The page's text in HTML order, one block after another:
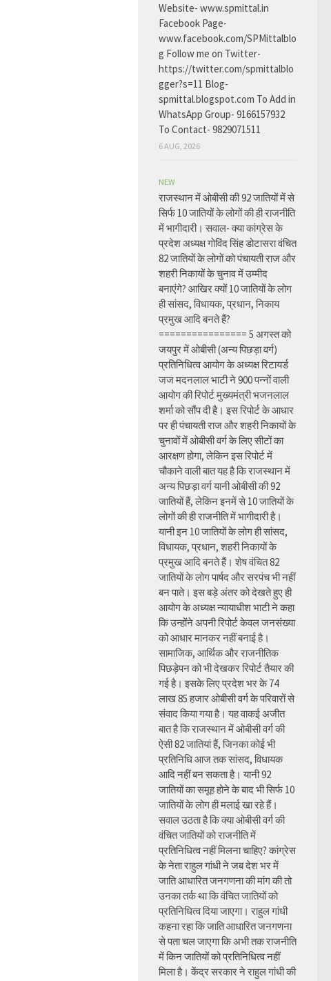
Website- www.spmittal.in
Facebook Page-
www.facebook.com/SPMittalblo
g Follow me on Twitter-
https://twitter.com/spmittalblo
gger?s=11 Blog-
spmittal.blogspot.com To Add in
WhatsApp Group- 9166157932
To Contact- 9829071511
6 AUG, 2026
NEW
राजस्थान में ओबीसी की 92 जातियों में से
सिर्फ 10 जातियों के लोगों की ही राजनीति
में भागीदारी। सवाल- क्या कांग्रेस के
प्रदेश अध्यक्ष गोविंद सिंह डोटासरा वंचित
82 जातियों के लोगों को पंचायती राज और
शहरी निकायों के चुनाव में उम्मीद
बनाएंगे? आखिर क्यों 10 जातियों के लोग
ही सांसद, विधायक, प्रधान, निकाय
प्रमुख आदि बनते हैं?
================ 5 अगस्त को
जयपुर में ओबीसी (अन्य पिछड़ा वर्ग)
प्रतिनिधित्व आयोग के अध्यक्ष रिटायर्ड
जज मदनलाल भाटी ने 900 पन्नों वाली
आयोग की रिपोर्ट मुख्यमंत्री भजनलाल
शर्मा को सौंप दी है। इस रिपोर्ट के आधार
पर ही पंचायती राज और शहरी निकायों के
चुनावों में ओबीसी वर्ग के लिए सीटों का
आरक्षण होगा, लेकिन इस रिपोर्ट में
चौकाने वाली बात यह है कि राजस्थान में
अन्य पिछड़ा वर्ग यानी ओबीसी की 92
जातियों हैं, लेकिन इनमें से 10 जातियों के
लोगों की ही राजनीति में भागीदारी है।
यानी इन 10 जातियों के लोग ही सांसद,
विधायक, प्रधान, शहरी निकायों के
प्रमुख आदि बनते हैं। शेष वंचित 82
जातियों के लोग पार्षद और सरपंच भी नहीं
बन पाते। इस बड़े अंतर को देखते हुए ही
आयोग के अध्यक्ष न्यायाधीश भाटी ने कहा
कि उन्होंने अपनी रिपोर्ट केवल जनसंख्या
को आधार मानकर नहीं बनाई है।
सामाजिक, आर्थिक और राजनीतिक
पिछड़ेपन को भी देखकर रिपोर्ट तैयार की
गई है। इसके लिए प्रदेश भर के 74
लाख 85 हजार ओबीसी वर्ग के परिवारों से
संवाद किया गया है। यह वाकई अजीत
बात है कि राजस्थान में ओबीसी वर्ग की
ऐसी 82 जातियां हैं, जिनका कोई भी
प्रतिनिधि आज तक सांसद, विधायक
आदि नहीं बन सकता है। यानी 92
जातियों का समूह होने के बाद भी सिर्फ 10
जातियों के लोग ही मलाई खा रहे हैं।
सवाल उठता है कि क्या ओबीसी वर्ग की
वंचित जातियों को राजनीति में
प्रतिनिधित्व नहीं मिलना चाहिए? कांग्रेस
के नेता राहुल गांधी ने जब देश भर में
जाति आधारित जनगणना की मांग की तो
उनका तर्क था कि वंचित जातियों को
प्रतिनिधित्व दिया जाएगा। राहुल गांधी
कहना रहा कि जाति आधारित जनगणना
से पता चल जाएगा कि अभी तक राजनीति
में किन जातियों को प्रतिनिधित्व नहीं
मिला है। केंद्र सरकार ने राहुल गांधी की